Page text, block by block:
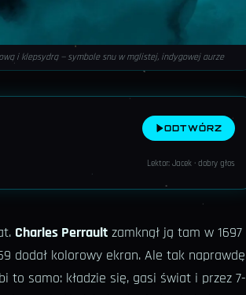
i klepsydrą — symbole snu w mglistej, indygowej aurze
ODTWÓRZ
Lektor: Jacek · dobry głos
Charles Perrault zamknął ją tam w 1697
dodał kolorowy ekran. Ale tak naprawdę
to samo: kładzie się, gasi świat i przez 7-